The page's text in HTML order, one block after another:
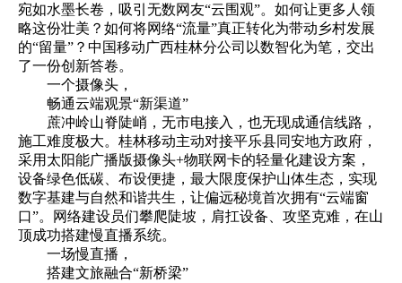
宛如水墨长卷，吸引无数网友“云围观”。如何让更多人领
略这份壮美？如何将网络“流量”真正转化为带动乡村发展
的“留量”？中国移动广西桂林分公司以数智化为笔，交出
了一份创新答卷。
一个摄像头，
畅通云端观景“新渠道”
蔗冲岭山脊陡峭，无市电接入，也无现成通信线路，
施工难度极大。桂林移动主动对接平乐县同安地方政府，
采用太阳能广播版摄像头+物联网卡的轻量化建设方案，
设备绿色低碳、布设便捷，最大限度保护山体生态，实现
数字基建与自然和谐共生，让偏远秘境首次拥有“云端窗
口”。网络建设员们攀爬陡坡，肩扛设备、攻坚克难，在山
顶成功搭建慢直播系统。
一场慢直播，
搭建文旅融合“新桥梁”